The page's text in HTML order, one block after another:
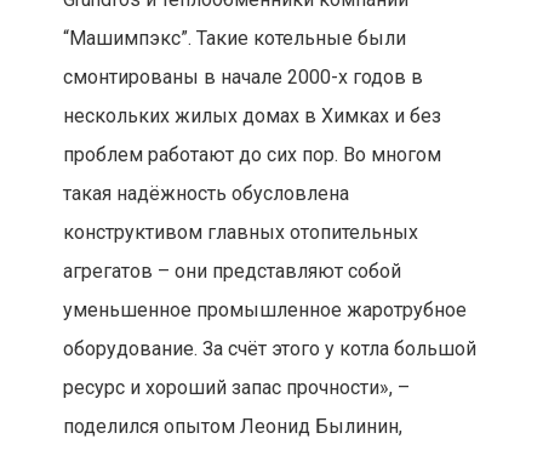
“Машимпэкс”. Такие котельные были
смонтированы в начале 2000-х годов в
нескольких жилых домах в Химках и без
проблем работают до сих пор. Во многом
такая надёжность обусловлена
конструктивом главных отопительных
агрегатов – они представляют собой
уменьшенное промышленное жаротрубное
оборудование. За счёт этого у котла большой
ресурс и хороший запас прочности», –
поделился опытом Леонид Былинин,